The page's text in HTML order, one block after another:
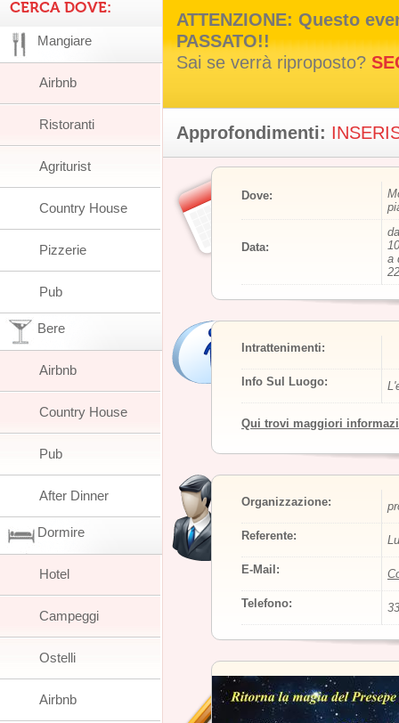
ATTENZIONE: Questo
PASSATO!!
Sai se verrà riproposto?
Approfondimenti:
Dove:
Data:
a
Intrattenimenti:
Info Sul Luogo:
Qui trovi maggiori
Organizzazione:
Referente:
E-Mail:
Telefono:
CERCA DOVE:
Mangiare
Airbnb
Ristoranti
Agriturist
Country House
Pizzerie
Pub
Bere
Airbnb
Country House
Pub
After Dinner
Dormire
Hotel
Campeggi
Ostelli
Airbnb